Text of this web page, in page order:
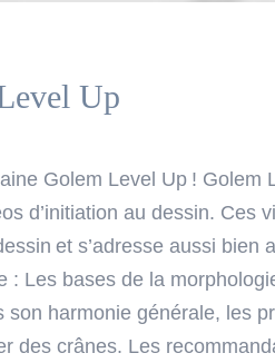
Up
Golem Level Up ! Golem
d’initiation au dessin. Ces
et s’adresse aussi bien
Les bases de la
harmonie générale, les
des crânes. Les